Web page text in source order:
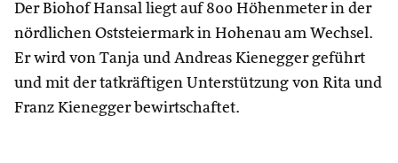
Der Biohof Hansal liegt auf 800 Höhenmeter in der
nördlichen Oststeiermark in Hohenau am Wechsel.
Er wird von Tanja und Andreas Kienegger geführt
und mit der tatkräftigen Unterstützung von Rita und
Franz Kienegger bewirtschaftet.